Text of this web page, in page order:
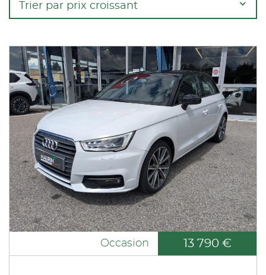
Trier par prix croissant
Occasion 13 790 €